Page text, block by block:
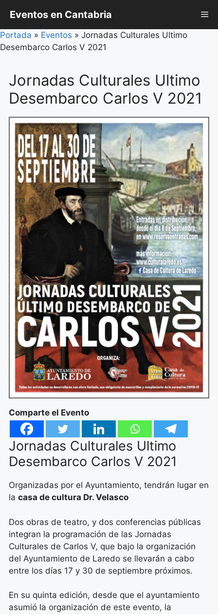
contenido
Eventos en Cantabria
Portada » Eventos » Jornadas Culturales Ultimo
Desembarco Carlos V 2021
Jornadas Culturales Ultimo
Desembarco Carlos V 2021
Comparte el Evento
Jornadas Culturales Ultimo
Desembarco Carlos V 2021
Organizadas por el Ayuntamiento, tendrán lugar en
lacasa de cultura Dr. Velasco
Dos obras de teatro, y dos conferencias públicas
integran la programación de las Jornadas
Culturales de Carlos V, que bajo la organización
del Ayuntamiento de Laredo se llevarán a cabo
entre los días 17 y 30 de septiembre próximos.
En su quinta edición, desde que el ayuntamiento
asumió la organización de este evento, la